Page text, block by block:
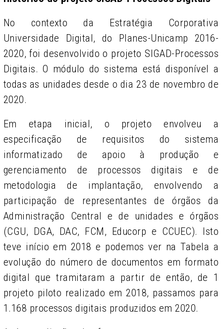
No contexto da Estratégia Corporativa
Universidade Digital, do Planes-Unicamp 2016-
2020, foi desenvolvido o projeto SIGAD-Processos
Digitais. O módulo do sistema está disponível a
todas as unidades desde o dia 23 de novembro de
2020.
Em etapa inicial, o projeto envolveu a
especificação de requisitos do sistema
informatizado de apoio à produção e
gerenciamento de processos digitais e de
metodologia de implantação, envolvendo a
participação de representantes de órgãos da
Administração Central e de unidades e órgãos
(CGU, DGA, DAC, FCM, Educorp e CCUEC). Isto
teve início em 2018 e podemos ver na Tabela a
evolução do número de documentos em formato
digital que tramitaram a partir de então, de 1
projeto piloto realizado em 2018, passamos para
1.168 processos digitais produzidos em 2020.